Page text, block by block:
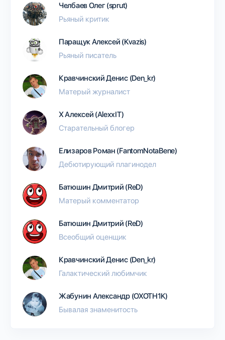
Челбаев Олег (sprut)
Рьяный критик
Паращук Алексей (Kvazis)
Рьяный писатель
Кравчинский Денис (Den_kr)
Матерый журналист
Х Алексей (AlexxIT)
Старательный блогер
Елизаров Роман (FantomNotaBene)
Дебютирующий плагинодел
Батюшин Дмитрий (ReD)
Матерый комментатор
Батюшин Дмитрий (ReD)
Всеобщий оценщик
Кравчинский Денис (Den_kr)
Галактический любимчик
Жабунин Александр (OXOTH1K)
Бывалая знаменитость